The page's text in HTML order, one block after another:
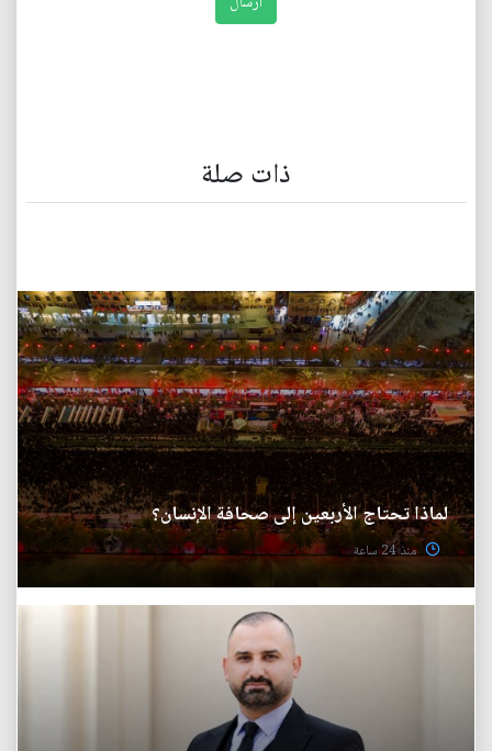
ذات صلة
لماذا تحتاج الأربعين إلى صحافة الإنسان؟
منذ 24 ساعة